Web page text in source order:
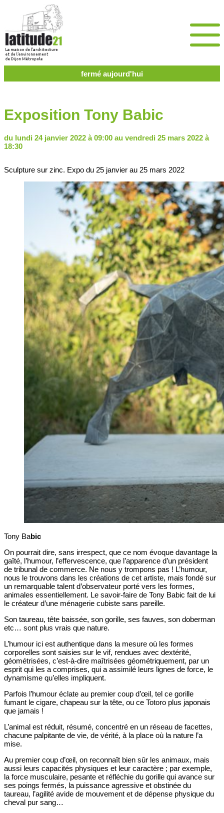
fermé aujourd'hui
Exposition Tony Babic
du lundi 24 janvier 2022 à 09:00 au vendredi 25 mars 2022 à
18:30
Sculpture sur zinc. Expo du 25 janvier au 25 mars 2022
Tony Babic
On pourrait dire, sans irrespect, que ce nom évoque davantage la
gaîté, l’humour, l’effervescence, que l’apparence d’un président
de tribunal de commerce. Ne nous y trompons pas ! L’humour,
nous le trouvons dans les créations de cet artiste, mais fondé sur
un remarquable talent d’observateur porté vers les formes,
animales essentiellement. Le savoir-faire de Tony Babic fait de lui
le créateur d’une ménagerie cubiste sans pareille.
Son taureau, tête baissée, son gorille, ses fauves, son doberman
etc… sont plus vrais que nature.
L’humour ici est authentique dans la mesure où les formes
corporelles sont saisies sur le vif, rendues avec dextérité,
géométrisées, c’est-à-dire maîtrisées géométriquement, par un
esprit qui les a comprises, qui a assimilé leurs lignes de force, le
dynamisme qu’elles impliquent.
Parfois l’humour éclate au premier coup d’œil, tel ce gorille
fumant le cigare, chapeau sur la tête, ou ce Totoro plus japonais
que jamais !
L’animal est réduit, résumé, concentré en un réseau de facettes,
chacune palpitante de vie, de vérité, à la place où la nature l’a
mise.
Au premier coup d’œil, on reconnaît bien sûr les animaux, mais
aussi leurs capacités physiques et leur caractère ; par exemple,
la force musculaire, pesante et réfléchie du gorille qui avance sur
ses poings fermés, la puissance agressive et obstinée du
taureau, l’agilité avide de mouvement et de dépense physique du
cheval pur sang…